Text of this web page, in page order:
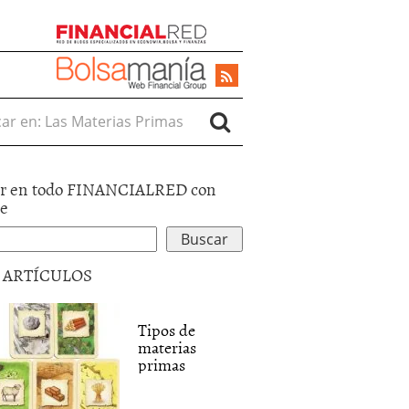
en:
en todo FINANCIALRED con
ARTÍCULOS
Tipos de
materias
primas